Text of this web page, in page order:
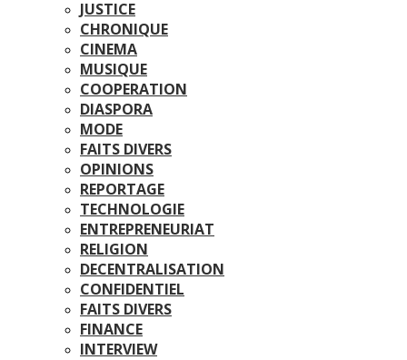
JUSTICE
CHRONIQUE
CINEMA
MUSIQUE
COOPERATION
DIASPORA
MODE
FAITS DIVERS
OPINIONS
REPORTAGE
TECHNOLOGIE
ENTREPRENEURIAT
RELIGION
DECENTRALISATION
CONFIDENTIEL
FAITS DIVERS
FINANCE
INTERVIEW